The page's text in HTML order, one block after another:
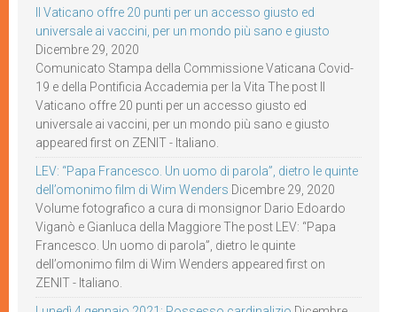
Il Vaticano offre 20 punti per un accesso giusto ed
universale ai vaccini, per un mondo più sano e giusto
Dicembre 29, 2020
Comunicato Stampa della Commissione Vaticana Covid-
19 e della Pontificia Accademia per la Vita The post Il
Vaticano offre 20 punti per un accesso giusto ed
universale ai vaccini, per un mondo più sano e giusto
appeared first on ZENIT - Italiano.
LEV: “Papa Francesco. Un uomo di parola”, dietro le quinte
dell’omonimo film di Wim Wenders Dicembre 29, 2020
Volume fotografico a cura di monsignor Dario Edoardo
Viganò e Gianluca della Maggiore The post LEV: “Papa
Francesco. Un uomo di parola”, dietro le quinte
dell’omonimo film di Wim Wenders appeared first on
ZENIT - Italiano.